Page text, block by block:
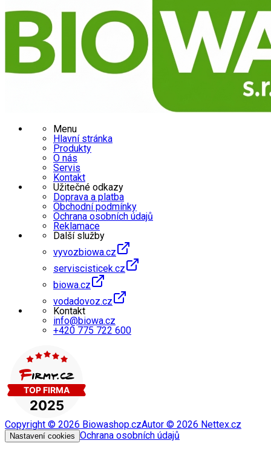
Menu
Hlavní stránka
Produkty
O nás
Servis
Kontakt
Užitečné odkazy
Doprava a platba
Obchodní podmínky
Ochrana osobních údajů
Reklamace
Další služby
vyvozbiowa.cz
serviscisticek.cz
biowa.cz
vodadovoz.cz
Kontakt
info@biowa.cz
+420 775 722 600
Copyright © 2026 Biowashop.czAutor © 2026 Nettex.cz
Nastavení cookies Ochrana osobních údajů